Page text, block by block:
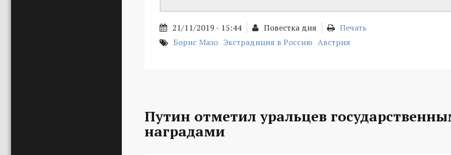
21/11/2019 - 15:44 Повестка дня
Печать
Борис Мазо Экстрадиция в Россию Австрия
Путин отметил уральцев
наградами